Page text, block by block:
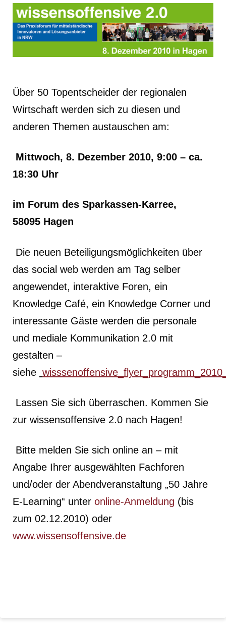
Über 50 Topentscheider der regionalen
Wirtschaft werden sich zu diesen und
anderen Themen austauschen am:
Mittwoch, 8. Dezember 2010, 9:00 – ca.
18:30 Uhr
im Forum des Sparkassen-Karree,
58095 Hagen
Die neuen Beteiligungsmöglichkeiten über
das social web werden am Tag selber
angewendet, interaktive Foren, ein
Knowledge Café, ein Knowledge Corner und
interessante Gäste werden die personale
und mediale Kommunikation 2.0 mit
gestalten –
siehe
Lassen Sie sich überraschen. Kommen Sie
zur wissensoffensive 2.0 nach Hagen!
Bitte melden Sie sich online an – mit
Angabe Ihrer ausgewählten Fachforen
und/oder der Abendveranstaltung „50 Jahre
E-Learning“ unter online-Anmeldung (bis
zum 02.12.2010) oder
www.wissensoffensive.de